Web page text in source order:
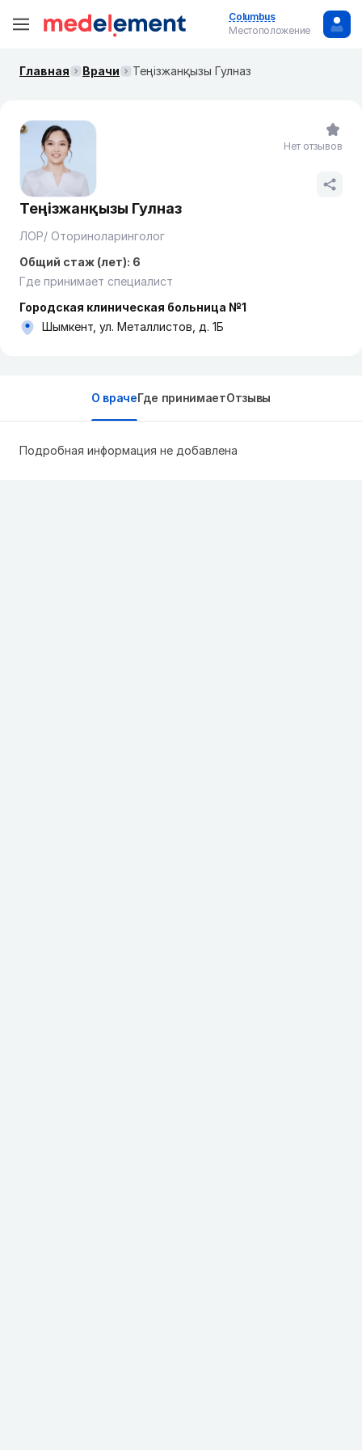
Columbus
Местоположение
Главная Врачи Теңізжанқызы Гулназ
Теңізжанқызы Гулназ
ЛОР/ Оториноларинголог
Общий стаж (лет): 6
Где принимает специалист
Городская клиническая больница №1
Шымкент, ул. Металлистов, д. 1Б
Нет отзывов
О врачеГде принимаетОтзывы
Подробная информация не добавлена